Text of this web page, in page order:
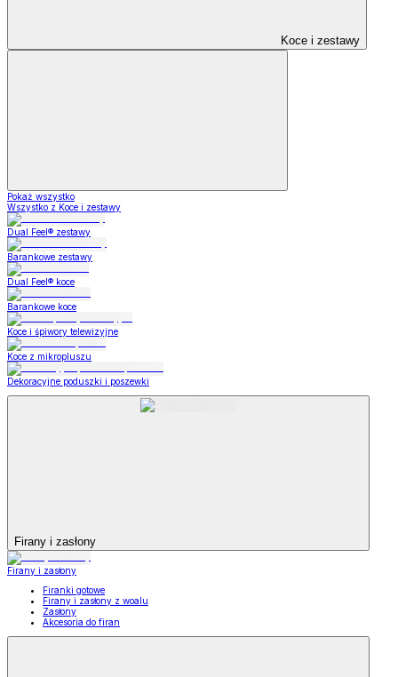
Koce i zestawy
Pokaż wszystko
Wszystko z Koce i zestawy
Dual Feel® zestawy
Barankowe zestawy
Dual Feel® koce
Barankowe koce
Koce i śpiwory telewizyjne
Koce z mikropluszu
Dekoracyjne poduszki i poszewki
Firany i zasłony
Firany i zasłony
Firanki gotowe
Firany i zasłony z woalu
Zasłony
Akcesoria do firan